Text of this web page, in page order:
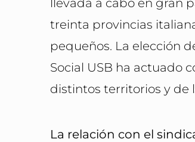
treinta provincias
pequeños. La elección
Social USB ha actuado
distintos territorios y de
La relación con el